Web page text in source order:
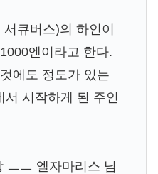
큐버스)의 하인이
엔이라고 한다.
에도 정도가 있는
서 시작하게 된 주인
ㅡㅡ 엘자마리스 님